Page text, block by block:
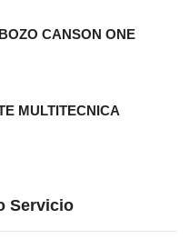
CANSON ONE
MULTITECNICA
Servicio